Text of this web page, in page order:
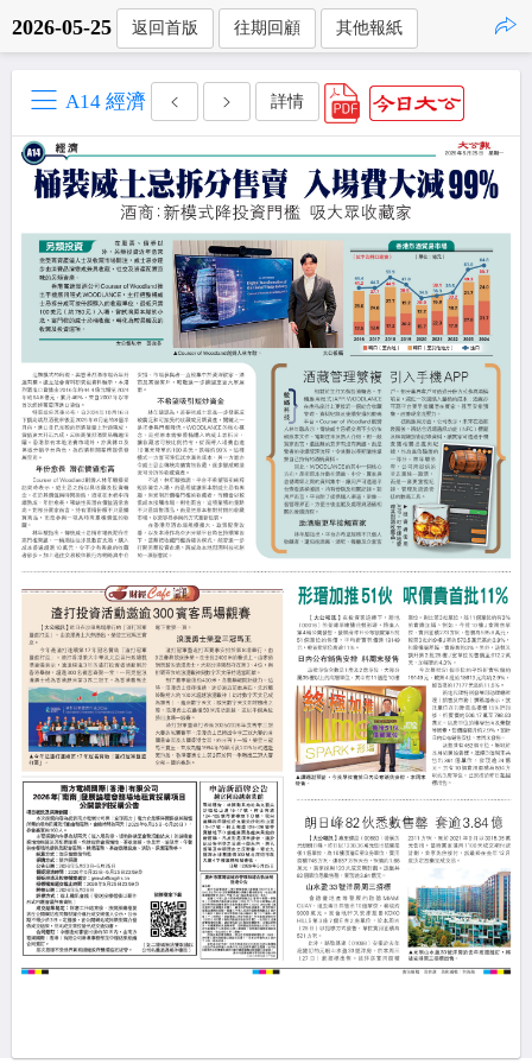
2026-05-25 返回首版 往期回顧 其他報紙
A14 經濟 詳情